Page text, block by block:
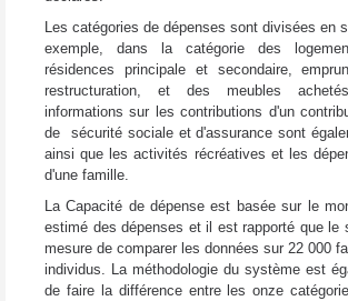
Les catégories de dépenses sont divisées en
exemple, dans la catégorie des
résidences principale et secondaire,
restructuration, et des meubles
informations sur les contributions d'un
de sécurité sociale et d'assurance sont
ainsi que les activités récréatives et les
d'une famille.
La Capacité de dépense est basée sur le
estimé des dépenses et il est rapporté que le
mesure de comparer les données sur 22 000
individus. La méthodologie du système est
de faire la différence entre les onze